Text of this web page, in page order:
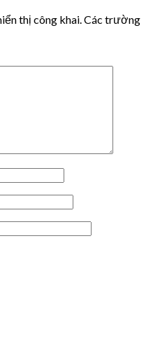
thị công khai. Các trường